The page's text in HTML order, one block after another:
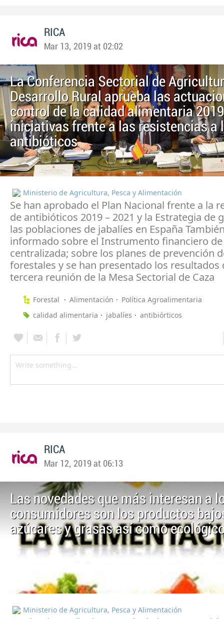
RICA
Mar 13, 2019 at 02:02
La Conferencia Sectorial de
Desarrollo Rural aprueba las
control de la calidad alimentaria
iniciativas frente a las resistencias a
antibióticos
Ministerio de Agricultura, Pesca y Alimentación
Se han aprobado el Plan Nacional frente a la
de antibióticos 2019 – 2021 y la Estrategia de
las poblaciones de jabalíes en España
informado sobre el Instrumento financiero
centralizada; sobre los planes de prevención
forestales y se han presentado los resultados
tercera reunión de la Mesa Sectorial de Caza
Forestal Alimentación
Política Agroalimentaria
calidad alimentaria
jabalíes antibiórticos
RICA
Mar 12, 2019 at 06:13
Las novedades que más interesan a
consumidores son los productos
azúcares y grasas así como
Ministerio de Agricultura, Pesca y Alimentación